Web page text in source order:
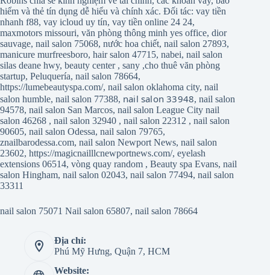
hiểm và thẻ tín dụng dễ hiểu và chính xác. Đối tác: vay tiền
nhanh f88, vay icloud uy tín, vay tiền online 24 24,
maxmotors missouri, văn phòng thông minh yes office, dior
sauvage, nail salon 75068, nước hoa chiết, nail salon 27893,
manicure murfreesboro, hair salon 47715, nabei, nail salon
silas deane hwy, beauty center, sany ,cho thuê văn phòng
startup, Peluquería, nail salon 78664,
https://lumebeautyspa.com/, nail salon oklahoma city, nail
salon humble, nail salon 77388, nail salon 33948,nail salon
94578, nail salon San Marcos, nail salon League City nail
salon 46268 , nail salon 32940 , nail salon 22312 , nail salon
90605, nail salon Odessa, nail salon 79765,
znailbarodessa.com, nail salon Newport News, nail salon
23602, https://magicnailllcnewportnews.com/, eyelash
extensions 06514, vòng quay random , Beauty spa Evans, nail
salon Hingham, nail salon 02043, nail salon 77494, nail salon
33311
nail salon 75071 Nail salon 65807, nail salon 78664
Địa chỉ:
Phú Mỹ Hưng, Quận 7, HCM
Website: